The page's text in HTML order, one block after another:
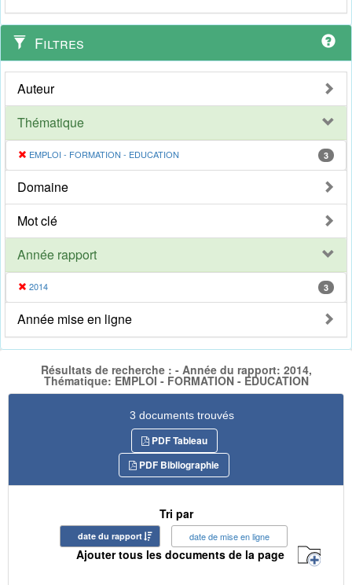
Filtres
Auteur
Thématique
EMPLOI - FORMATION - EDUCATION 3
Domaine
Mot clé
Année rapport
2014 3
Année mise en ligne
Résultats de recherche : - Année du rapport: 2014,
Thématique: EMPLOI - FORMATION - EDUCATION
3 documents trouvés
PDF Tableau
PDF Bibliographie
Tri par
date du rapport date de mise en ligne
Ajouter tous les documents de la page